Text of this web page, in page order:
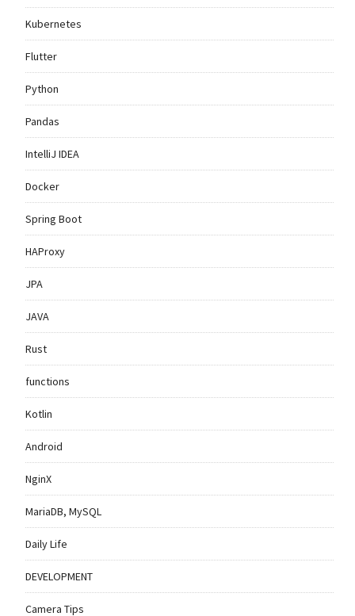
Kubernetes
Flutter
Python
Pandas
IntelliJ IDEA
Docker
Spring Boot
HAProxy
JPA
JAVA
Rust
functions
Kotlin
Android
NginX
MariaDB, MySQL
Daily Life
DEVELOPMENT
Camera Tips